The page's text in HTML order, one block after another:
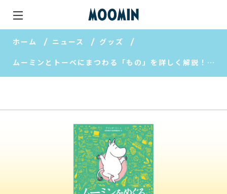
ホーム ニュース グッズ
ムーミンとトーベにまつわる「もの」を詳しく解説！『ムーミンをめぐる100の秘密』刊行！